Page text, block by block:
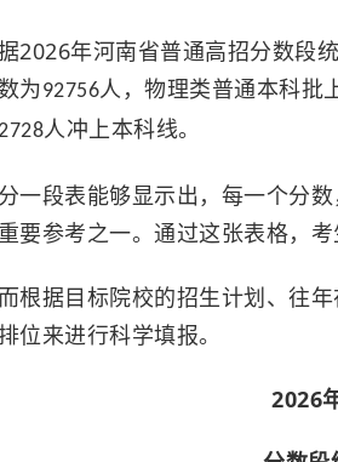
2026年河南省普通高招分数段
为92756人，物理类普通本科批
人冲上本科线。
一段表能够显示出 ， 每一个分
要参考之一。通过这张表格，
根据目标院校的招生计划、往
位来进行科学填报。
2026